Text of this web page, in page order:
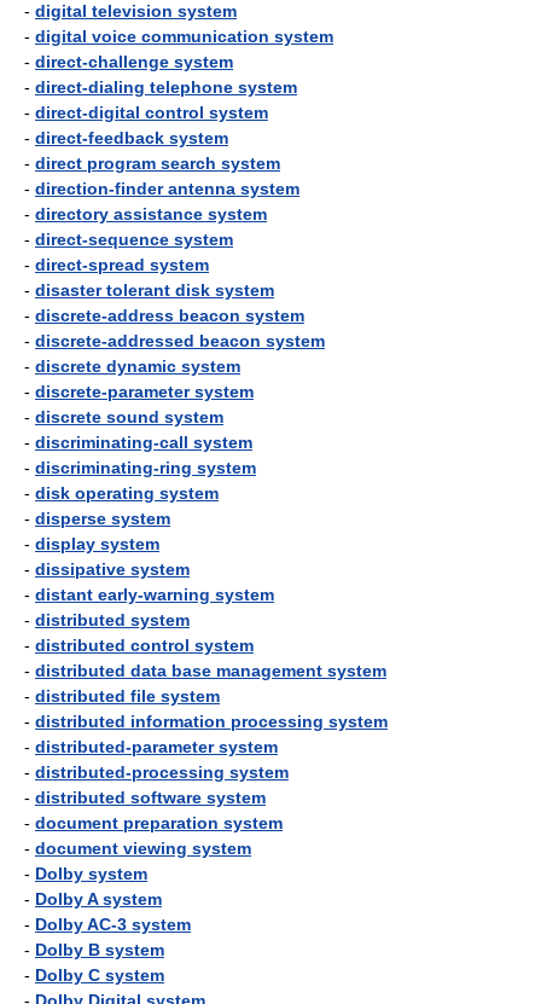
- digital television system
- digital voice communication system
- direct-challenge system
- direct-dialing telephone system
- direct-digital control system
- direct-feedback system
- direct program search system
- direction-finder antenna system
- directory assistance system
- direct-sequence system
- direct-spread system
- disaster tolerant disk system
- discrete-address beacon system
- discrete-addressed beacon system
- discrete dynamic system
- discrete-parameter system
- discrete sound system
- discriminating-call system
- discriminating-ring system
- disk operating system
- disperse system
- display system
- dissipative system
- distant early-warning system
- distributed system
- distributed control system
- distributed data base management system
- distributed file system
- distributed information processing system
- distributed-parameter system
- distributed-processing system
- distributed software system
- document preparation system
- document viewing system
- Dolby system
- Dolby A system
- Dolby AC-3 system
- Dolby B system
- Dolby C system